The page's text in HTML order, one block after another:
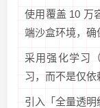
使用覆盖 10 万
端沙盒环境，确
采用强化学习
习，而不是仅依
引入「全量透